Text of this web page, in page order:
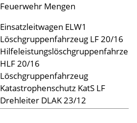
Feuerwehr Mengen
Einsatzleitwagen ELW1
Löschgruppenfahrzeug LF 20/16
Hilfeleistungslöschgruppenfahrzeug
HLF 20/16
Löschgruppenfahrzeug
Katastrophenschutz KatS LF
Drehleiter DLAK 23/12